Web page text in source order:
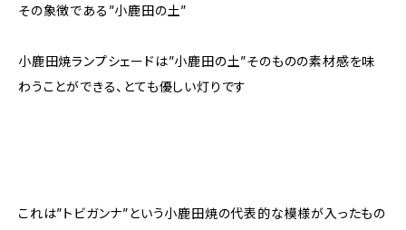
その象徴である”小鹿田の土”
小鹿田焼ランプシェードは”小鹿田の土”そのものの素材感を味
わうことができる、とても優しい灯りです
これは”トビガンナ”という小鹿田焼の代表的な模様が入ったもの